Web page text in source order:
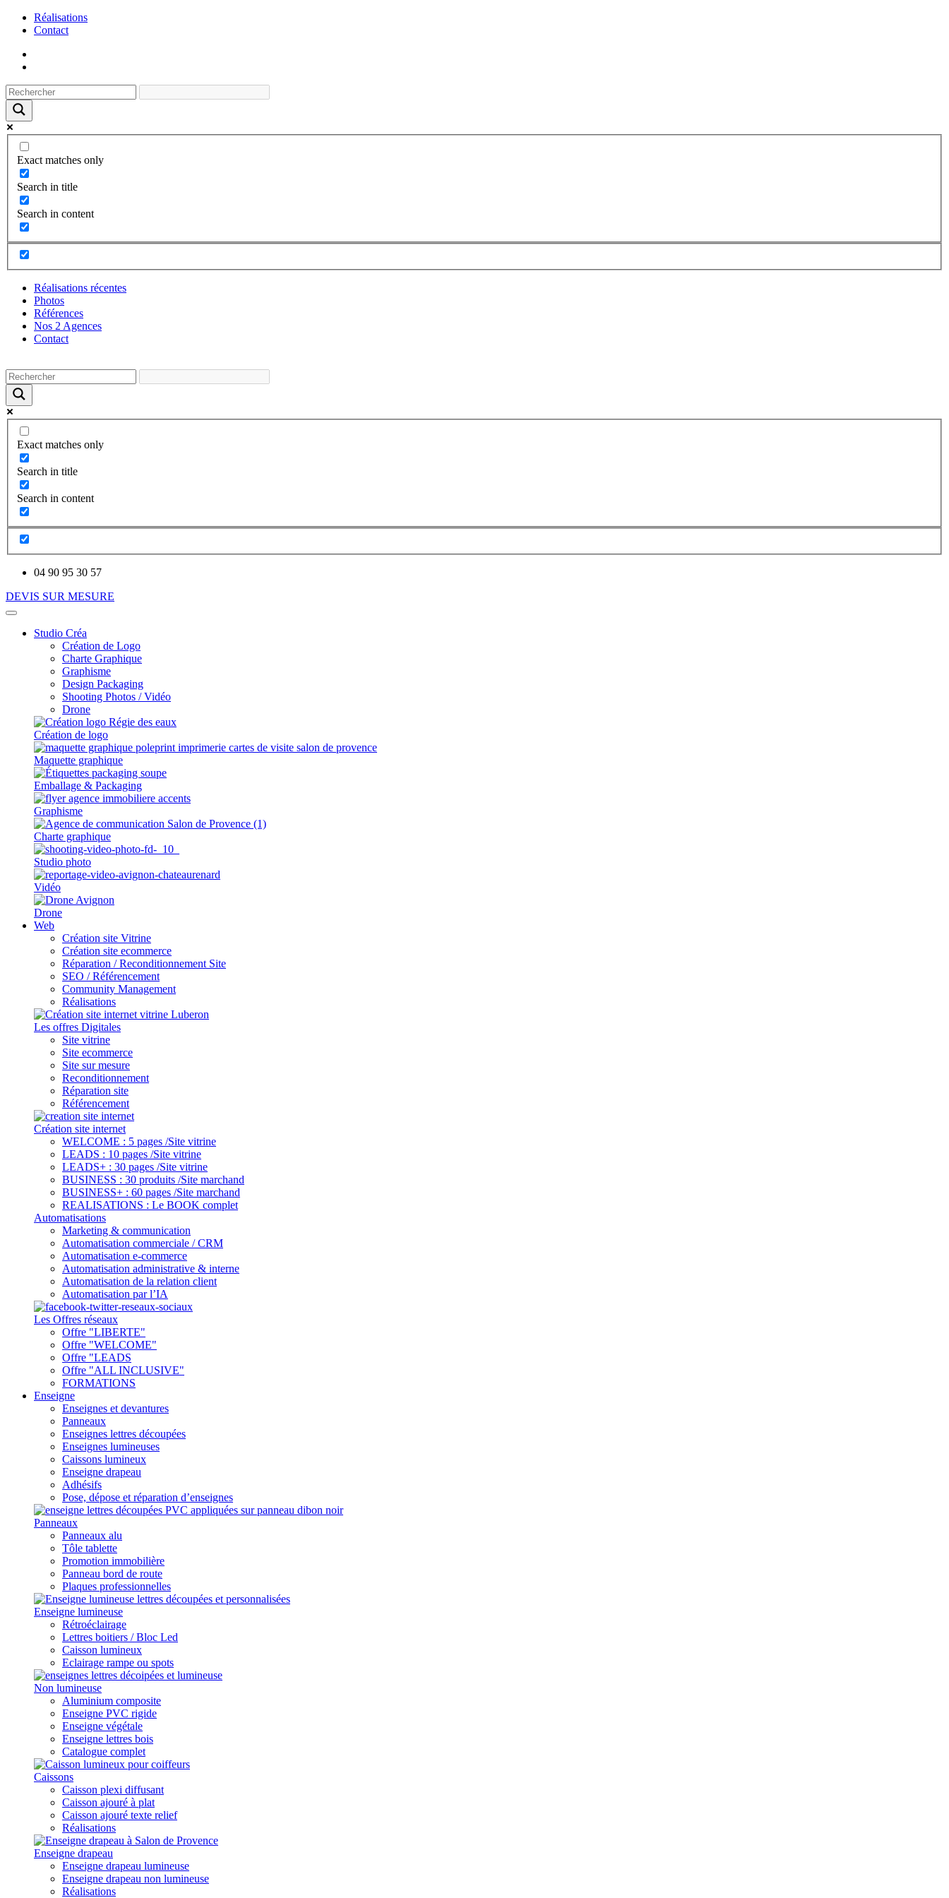
Réalisations
Contact
Exact matches only
Search in title
Search in content
Réalisations récentes
Photos
Références
Nos 2 Agences
Contact
Exact matches only
Search in title
Search in content
04 90 95 30 57
DEVIS SUR MESURE
Studio Créa
Création de Logo
Charte Graphique
Graphisme
Design Packaging
Shooting Photos / Vidéo
Drone
Création de logo
Maquette graphique
Emballage & Packaging
Graphisme
Charte graphique
Studio photo
Vidéo
Drone
Web
Création site Vitrine
Création site ecommerce
Réparation / Reconditionnement Site
SEO / Référencement
Community Management
Réalisations
Les offres Digitales
Site vitrine
Site ecommerce
Site sur mesure
Reconditionnement
Réparation site
Référencement
Création site internet
WELCOME : 5 pages /Site vitrine
LEADS : 10 pages /Site vitrine
LEADS+ : 30 pages /Site vitrine
BUSINESS : 30 produits /Site marchand
BUSINESS+ : 60 pages /Site marchand
REALISATIONS : Le BOOK complet
Automatisations
Marketing & communication
Automatisation commerciale / CRM
Automatisation e-commerce
Automatisation administrative & interne
Automatisation de la relation client
Automatisation par l’IA
Les Offres réseaux
Offre "LIBERTE"
Offre "WELCOME"
Offre "LEADS
Offre "ALL INCLUSIVE"
FORMATIONS
Enseigne
Enseignes et devantures
Panneaux
Enseignes lettres découpées
Enseignes lumineuses
Caissons lumineux
Enseigne drapeau
Adhésifs
Pose, dépose et réparation d’enseignes
Panneaux
Panneaux alu
Tôle tablette
Promotion immobilière
Panneau bord de route
Plaques professionnelles
Enseigne lumineuse
Rétroéclairage
Lettres boitiers / Bloc Led
Caisson lumineux
Eclairage rampe ou spots
Non lumineuse
Aluminium composite
Enseigne PVC rigide
Enseigne végétale
Enseigne lettres bois
Catalogue complet
Caissons
Caisson plexi diffusant
Caisson ajouré à plat
Caisson ajouré texte relief
Réalisations
Enseigne drapeau
Enseigne drapeau lumineuse
Enseigne drapeau non lumineuse
Réalisations